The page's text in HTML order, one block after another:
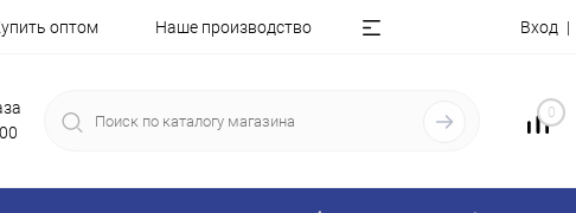
оптом Наше производство Вход
0